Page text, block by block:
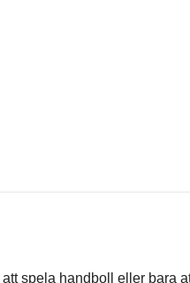
spela handboll eller bara